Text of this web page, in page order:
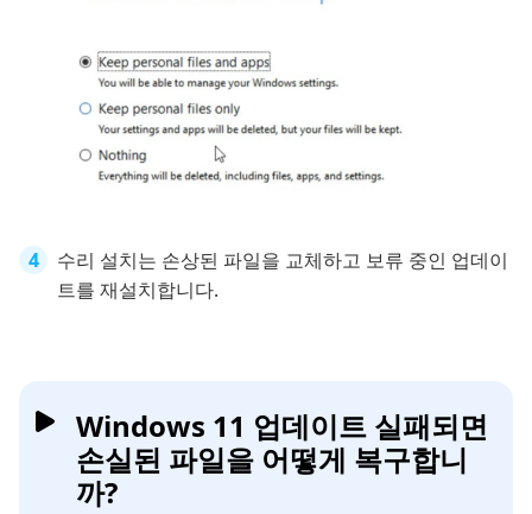
수리 설치는 손상된 파일을 교체하고 보류 중인 업데이
트를 재설치합니다.
Windows 11 업데이트 실패되면
손실된 파일을 어떻게 복구합니
까?